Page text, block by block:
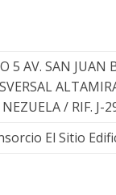
5 AV. SAN JUAN
NEZUELA / RIF. J-
El Sitio